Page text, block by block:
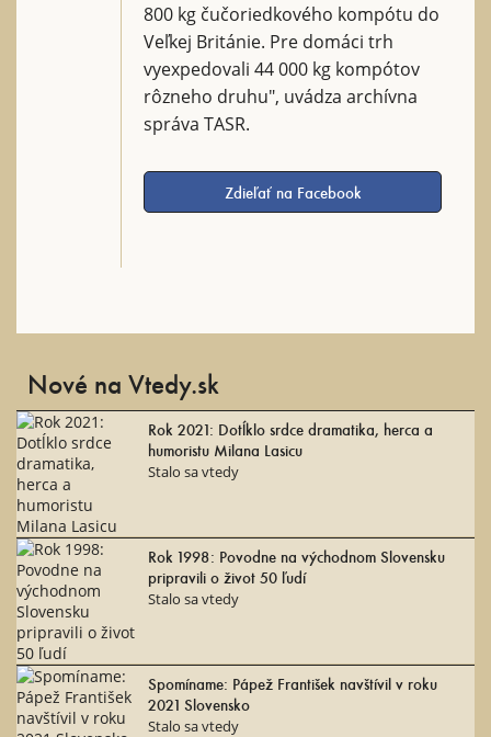
800 kg čučoriedkového kompótu do
Veľkej Británie. Pre domáci trh
vyexpedovali 44 000 kg kompótov
rôzneho druhu", uvádza archívna
správa TASR.
Zdieľať na Facebook
Nové na Vtedy.sk
Rok 2021: Dotĺklo srdce dramatika, herca a
humoristu Milana Lasicu
Stalo sa vtedy
Rok 1998: Povodne na východnom Slovensku
pripravili o život 50 ľudí
Stalo sa vtedy
Spomíname: Pápež František navštívil v roku
2021 Slovensko
Stalo sa vtedy